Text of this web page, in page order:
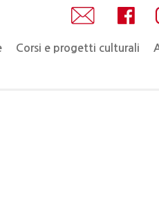
Corsi e progetti culturali